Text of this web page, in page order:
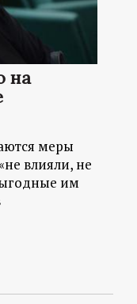
на
меры
влияли, не
им